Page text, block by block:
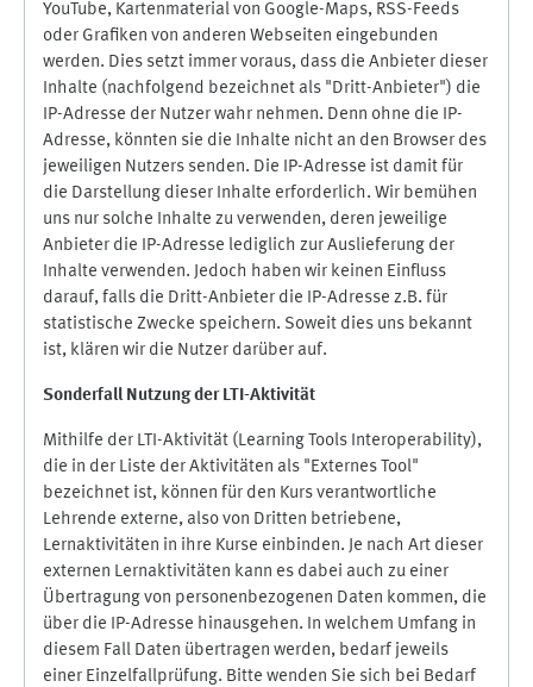
YouTube, Kartenmaterial von Google-Maps, RSS-Feeds
oder Grafiken von anderen Webseiten eingebunden
werden. Dies setzt immer voraus, dass die Anbieter dieser
Inhalte (nachfolgend bezeichnet als "Dritt-Anbieter") die
IP-Adresse der Nutzer wahr nehmen. Denn ohne die IP-
Adresse, könnten sie die Inhalte nicht an den Browser des
jeweiligen Nutzers senden. Die IP-Adresse ist damit für
die Darstellung dieser Inhalte erforderlich. Wir bemühen
uns nur solche Inhalte zu verwenden, deren jeweilige
Anbieter die IP-Adresse lediglich zur Auslieferung der
Inhalte verwenden. Jedoch haben wir keinen Einfluss
darauf, falls die Dritt-Anbieter die IP-Adresse z.B. für
statistische Zwecke speichern. Soweit dies uns bekannt
ist, klären wir die Nutzer darüber auf.
Sonderfall Nutzung der LTI-Aktivität
Mithilfe der LTI-Aktivität (Learning Tools Interoperability),
die in der Liste der Aktivitäten als "Externes Tool"
bezeichnet ist, können für den Kurs verantwortliche
Lehrende externe, also von Dritten betriebene,
Lernaktivitäten in ihre Kurse einbinden. Je nach Art dieser
externen Lernaktivitäten kann es dabei auch zu einer
Übertragung von personenbezogenen Daten kommen, die
über die IP-Adresse hinausgehen. In welchem Umfang in
diesem Fall Daten übertragen werden, bedarf jeweils
einer Einzelfallprüfung. Bitte wenden Sie sich bei Bedarf